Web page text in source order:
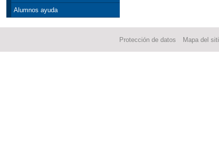
Alumnos ayuda
Protección de datos Mapa del